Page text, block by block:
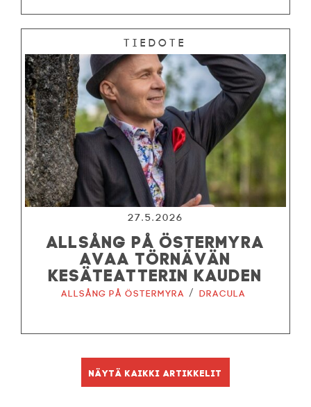
Tiedote
27.5.2026
ALLSÅNG PÅ ÖSTERMYRA
AVAA TÖRNÄVÄN
KESÄTEATTERIN KAUDEN
Allsång på Östermyra / Dracula
Näytä kaikki artikkelit